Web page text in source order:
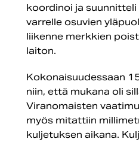
koordinoi ja
varrelle osuvien
liikenne merkkien
laiton.
Kokonaisuudessaan
niin, että mukana oli
Viranomaisten
myös mitattiin
kuljetuksen aikana.